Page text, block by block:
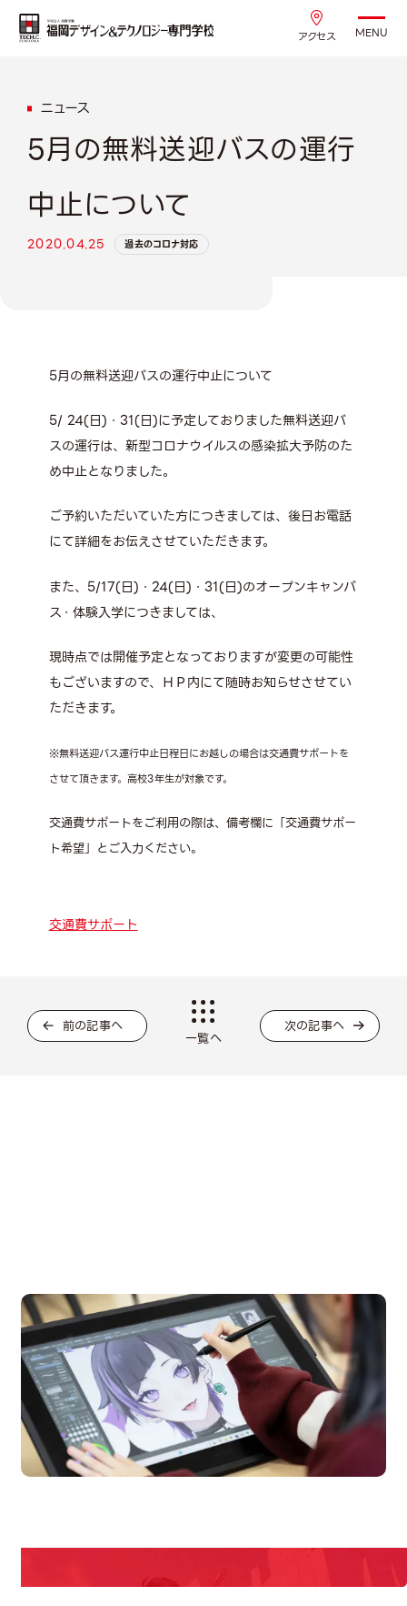
アクセス MENU
ニュース
5月の無料送迎バスの運行
中止について
2020.04.25 過去のコロナ対応
5月の無料送迎バスの運行中止について
5/ 24(日)・31(日)に予定しておりました無料送迎バ
スの運行は、新型コロナウイルスの感染拡大予防のた
め中止となりました。
ご予約いただいていた方につきましては、後日お電話
にて詳細をお伝えさせていただきます。
また、5/17(日)・24(日)・31(日)のオープンキャンパ
ス・体験入学につきましては、
現時点では開催予定となっておりますが変更の可能性
もございますので、ＨＰ内にて随時お知らせさせてい
ただきます。
※無料送迎バス運行中止日程日にお越しの場合は交通費サポートを
させて頂きます。高校3年生が対象です。
交通費サポートをご利用の際は、備考欄に「交通費サポー
ト希望」とご入力ください。
交通費サポート
前の記事へ
一覧へ
次の記事へ
Campus Open